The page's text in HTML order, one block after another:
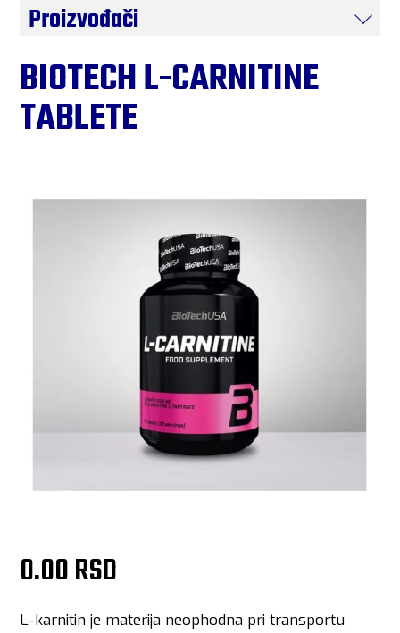
Proizvođači
BIOTECH L-CARNITINE
TABLETE
0.00 RSD
L-karnitin je materija neophodna pri transportu